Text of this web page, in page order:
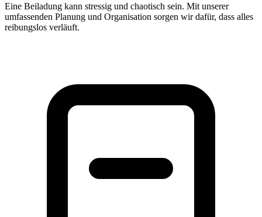
Eine Beiladung kann stressig und chaotisch sein. Mit unserer
umfassenden Planung und Organisation sorgen wir dafür, dass alles
reibungslos verläuft.